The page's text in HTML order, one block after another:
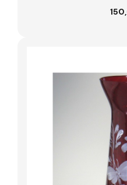
Læg i